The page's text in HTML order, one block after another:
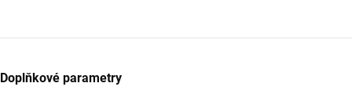
Doplňkové parametry